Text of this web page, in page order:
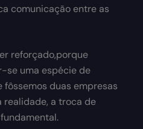
comunicação entre as
reforçado,porque
se uma espécie de
fôssemos duas empresas
realidade, a troca de